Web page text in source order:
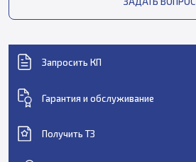
Запросить КП
Гарантия и обслуживание
Получить ТЗ